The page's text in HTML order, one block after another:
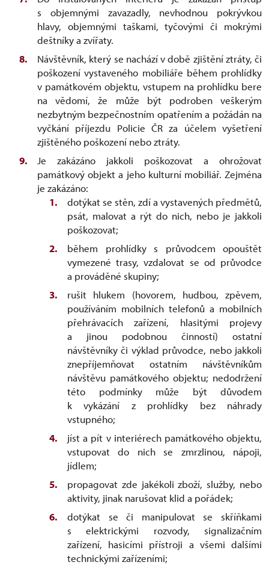
s objemnými zavazadly, nevhodnou pokrývkou
hlavy, objemnými taškami, tyčovými či mokrými
deštníky a zvířaty.
Návštěvník, který se nachází v době zjištění ztráty, či
poškození vystaveného mobiliáře během prohlídky
v památkovém objektu, vstupem na prohlídku bere
na vědomí, že může být podroben veškerým
nezbytným bezpečnostním opatřením a požádán na
vyčkání příjezdu Policie ČR za účelem vyšetření
zjištěného poškození nebo ztráty.
Je zakázáno jakkoli poškozovat a ohrožovat
památkový objekt a jeho kulturní mobiliář. Zejména
je zakázáno:
dotýkat se stěn, zdí a vystavených předmětů,
psát, malovat a rýt do nich, nebo je jakkoli
poškozovat;
během prohlídky s průvodcem opouštět
vymezené trasy, vzdalovat se od průvodce
a prováděné skupiny;
rušit hlukem (hovorem, hudbou, zpěvem,
používáním mobilních telefonů a mobilních
přehrávacích zařízení, hlasitými projevy
a jinou podobnou činností) ostatní
návštěvníky či výklad průvodce, nebo jakkoli
znepříjemňovat ostatním návštěvníkům
návštěvu památkového objektu; nedodržení
této podmínky může být důvodem
k vykázání z prohlídky bez náhrady
vstupného;
jíst a pít v interiérech památkového objektu,
vstupovat do nich se zmrzlinou, nápoji,
jídlem;
propagovat zde jakékoli zboží, služby, nebo
aktivity, jinak narušovat klid a pořádek;
dotýkat se či manipulovat se skříňkami
s elektrickými rozvody, signalizačním
zařízení, hasicími přístroji a všemi dalšími
technickými zařízeními;